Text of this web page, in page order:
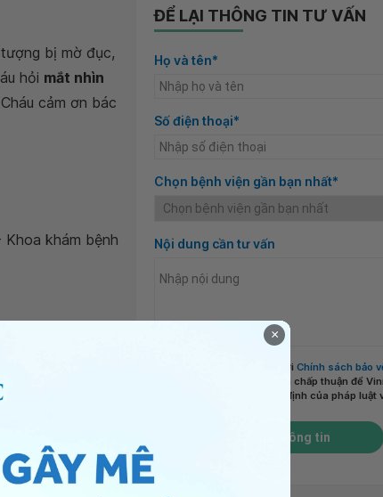
bị mờ đục,
hỏi mắt nhìn
Cháu cảm ơn bác
khám bệnh
mắt có sao
có ánh sáng
hoặc viêm
để lâu sẽ
ĐỂ LẠI THÔNG TIN TƯ VẤN
Họ và tên*
Số điện thoại*
Chọn bệnh viện gần bạn nhất*
Nội dung cần tư vấn
Tôi đã đọc và đồng ý với Chính sách bảo
và chấp thuận để
DLCN của tôi theo quy định của pháp luật
Gửi thông tin
×